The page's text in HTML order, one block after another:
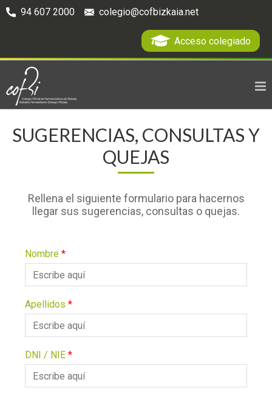
94 607 2000 colegio@cofbizkaia.net
Acceso colegiado
SUGERENCIAS, CONSULTAS Y
QUEJAS
Rellena el siguiente formulario para hacernos
llegar sus sugerencias, consultas o quejas.
Nombre *
Apellidos *
DNI / NIE *